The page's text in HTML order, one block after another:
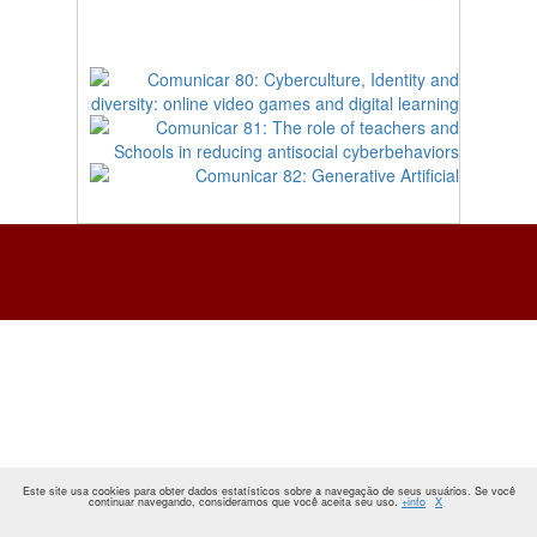
Este site usa cookies para obter dados estatísticos sobre a navegação de seus usuários. Se você
continuar navegando, consideramos que você aceita seu uso. +info X